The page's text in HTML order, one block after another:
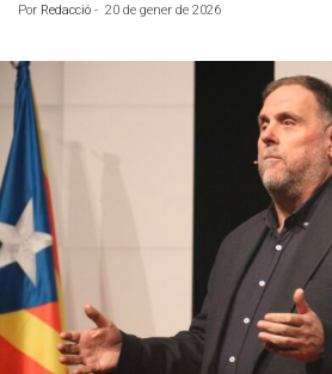
Por Redacció - 20 de gener de 2026